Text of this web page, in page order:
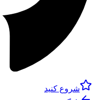
شروع کنید